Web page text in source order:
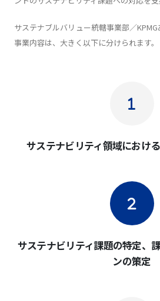
サステナブルバリュー統轄事業部／
事業内容は、大きく以下に分けられます。
サステナビリティ領域におけ
サステナビリティ課題の特定、
ンの策定